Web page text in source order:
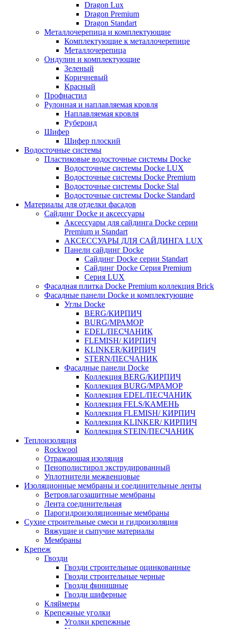
Dragon Lux
Dragon Premium
Dragon Standart
Металлочерепица и комплектующие
Комплектующие к металлочерепице
Металлочерепица
Ондулин и комплектующие
Зеленый
Коричневый
Красный
Профнастил
Рулонная и наплавляемая кровля
Наплавляемая кровля
Рубероид
Шифер
Шифер плоский
Водосточные системы
Пластиковые водосточные системы Docke
Водосточные системы Docke LUX
Водосточные системы Docke Premium
Водосточные системы Docke Stal
Водосточные системы Docke Standard
Материалы для отделки фасадов
Сайдинг Docke и аксессуары
Аксессуары для сайдинга Docke серии
Premium и Standart
АКСЕССУАРЫ ДЛЯ САЙДИНГА LUX
Панели сайдинг Docke
Cайдинг Docke серии Standart
Сайдинг Docke Серия Premium
Серия LUX
Фасадная плитка Docke Premium коллекция Brick
Фасадные панели Docke и комплектующие
Углы Docke
BERG/КИРПИЧ
BURG/МРАМОР
EDEL/ПЕСЧАНИК
FLEMISH/ КИРПИЧ
KLINKER/КИРПИЧ
STERN/ПЕСЧАНИК
Фасадные панели Docke
Коллекция BERG/КИРПИЧ
Коллекция BURG/МРАМОР
Коллекция EDEL/ПЕСЧАНИК
Коллекция FELS/КАМЕНЬ
Коллекция FLEMISH/ КИРПИЧ
Коллекция KLINKER/ КИРПИЧ
Коллекция STEIN/ПЕСЧАНИК
Теплоизоляция
Rockwool
Отражающая изоляция
Пенополистирол экструдированный
Уплотнители межвенцовые
Изоляционные мембраны и соединительные ленты
Ветровлагозащитные мембраны
Лента соединительная
Парогидроизоляционные мембраны
Сухие строительные смеси и гидроизоляция
Вяжущие и сыпучие материалы
Мембраны
Крепеж
Гвозди
Гвозди строительные оцинкованные
Гвозди строительные черные
Гвозди финишные
Гвозди шиферные
Кляймеры
Крепежные уголки
Уголки крепежные